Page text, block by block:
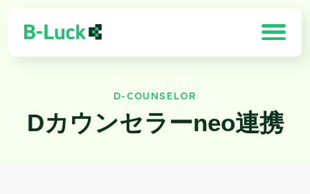
「B-Luck」の特徴
解決できる課題
D-COUNSELOR
Dカウンセラーneo連携